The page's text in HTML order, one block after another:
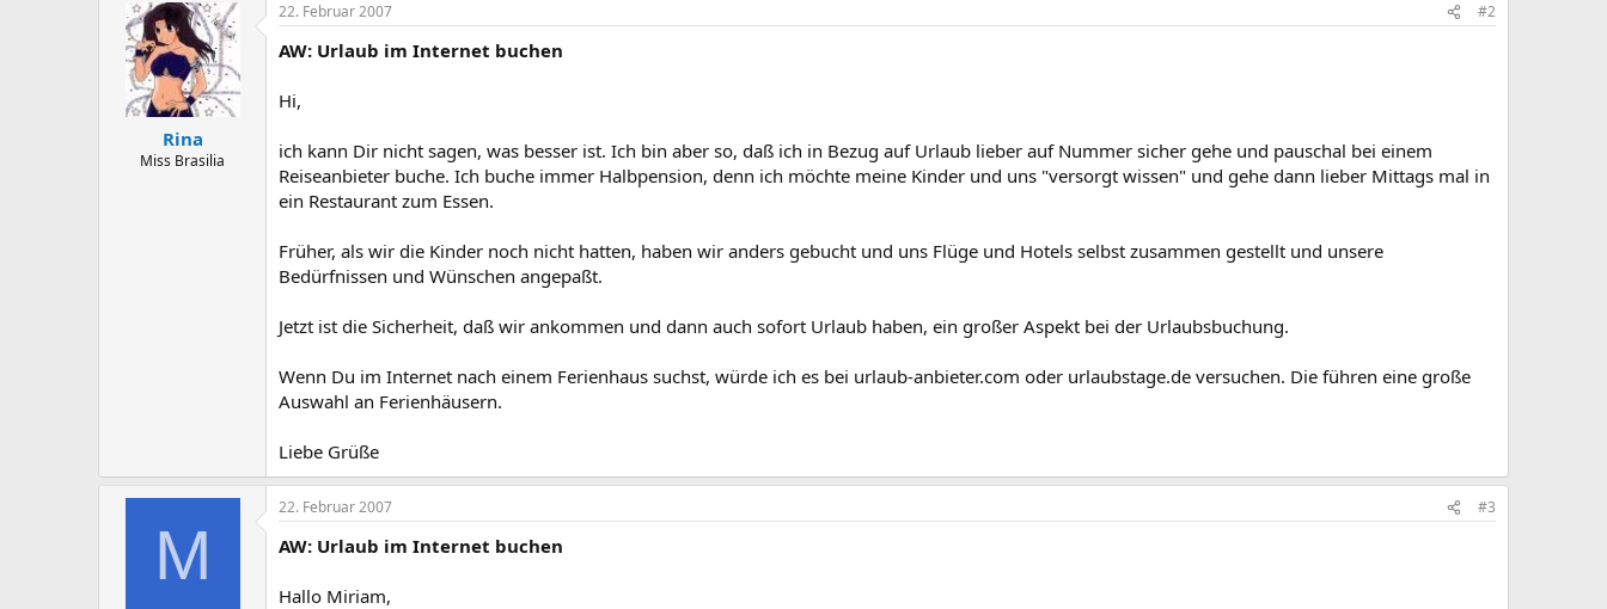
Rina
Miss Brasilia
22. Februar 2007 #2
AW: Urlaub im Internet buchen
Hi,
ich kann Dir nicht sagen, was besser ist. Ich bin aber so, daß ich in Bezug auf Urlaub lieber auf Nummer sicher gehe und pauschal bei einem
Reiseanbieter buche. Ich buche immer Halbpension, denn ich möchte meine Kinder und uns "versorgt wissen" und gehe dann lieber Mittags mal in
ein Restaurant zum Essen.
Früher, als wir die Kinder noch nicht hatten, haben wir anders gebucht und uns Flüge und Hotels selbst zusammen gestellt und unsere
Bedürfnissen und Wünschen angepaßt.
Jetzt ist die Sicherheit, daß wir ankommen und dann auch sofort Urlaub haben, ein großer Aspekt bei der Urlaubsbuchung.
Wenn Du im Internet nach einem Ferienhaus suchst, würde ich es bei urlaub-anbieter.com oder urlaubstage.de versuchen. Die führen eine große
Auswahl an Ferienhäusern.
Liebe Grüße
M
22. Februar 2007 #3
AW: Urlaub im Internet buchen
Hallo Miriam,